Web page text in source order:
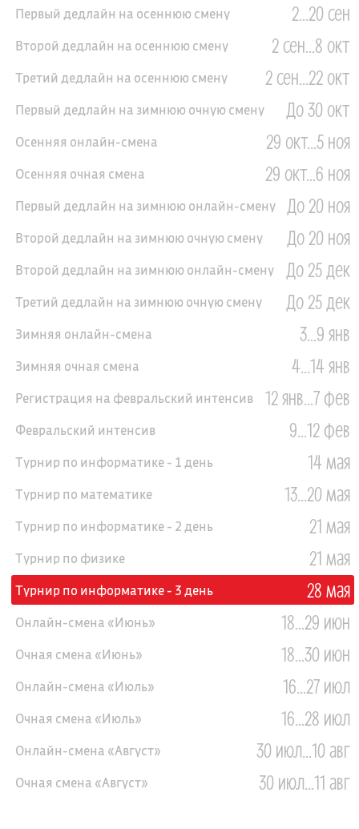
Первый дедлайн на осеннюю смену 2...20 сен
Второй дедлайн на осеннюю смену 2 сен...8 окт
Третий дедлайн на осеннюю смену 2 сен...22 окт
Первый дедлайн на зимнюю очную смену До 30 окт
Осенняя онлайн-смена 29 окт...5 ноя
Осенняя очная смена 29 окт...6 ноя
Первый дедлайн на зимнюю онлайн-смену До 20 ноя
Второй дедлайн на зимнюю очную смену До 20 ноя
Второй дедлайн на зимнюю онлайн-смену До 25 дек
Третий дедлайн на зимнюю очную смену До 25 дек
Зимняя онлайн-смена 3...9 янв
Зимняя очная смена 4...14 янв
Регистрация на февральский интенсив 12 янв...7 фев
Февральский интенсив 9...12 фев
Турнир по информатике - 1 день 14 мая
Турнир по математике 13...20 мая
Турнир по информатике - 2 день 21 мая
Турнир по физике 21 мая
Турнир по информатике - 3 день 28 мая
Онлайн-смена «Июнь» 18...29 июн
Очная смена «Июнь» 18...30 июн
Онлайн-смена «Июль» 16...27 июл
Очная смена «Июль» 16...28 июл
Онлайн-смена «Август» 30 июл...10 авг
Очная смена «Август» 30 июл...11 авг